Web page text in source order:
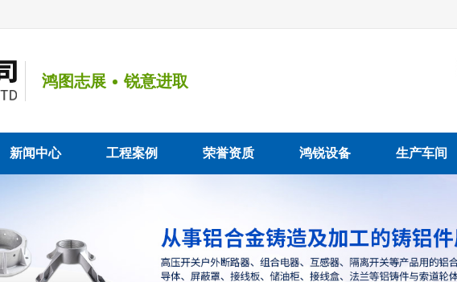
鸿图志展 锐意进取
新闻中心 工程案例 荣誉资质 鸿锐设备 生产车间